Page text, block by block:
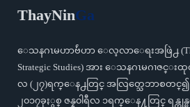
ThayNinGa
ေသနဂၤမဟာဗ်ဴဟာ ေလ့လာေရးအဖြဲ႕
Strategic Studies) အား ေသနဂၤမဂၢဇ
လ (၂၇)ရက္ေန႕တြင္ အလြတ္သေဘာစတင္၍
၂၀၁၇ခုႏွစ္ ဇန္န၀ါရီလ ၁ရက္ေန႔တြင္ ရန္ကု